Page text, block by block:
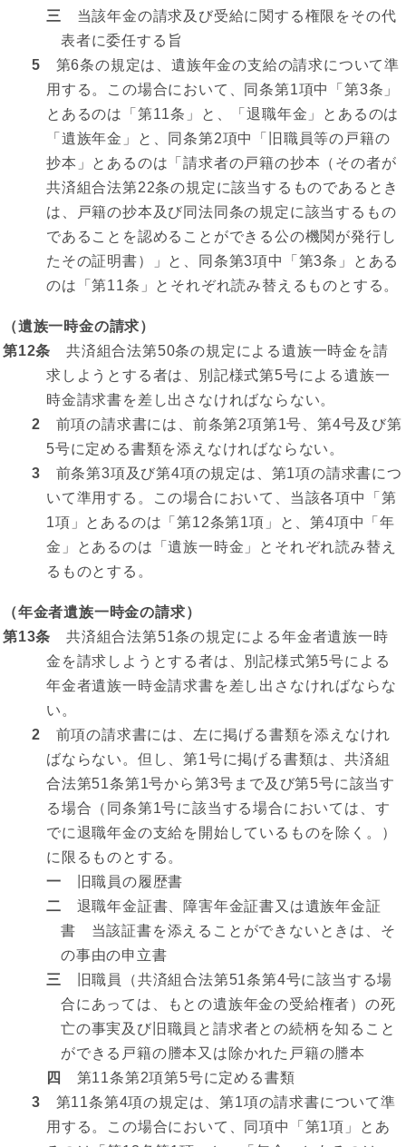
三
当該年金の請求及び受給に関する権限をその代
表者に委任する旨
5 第6条の規定は、遺族年金の支給の請求について準
用する。この場合において、同条第1項中「第3条」
とあるのは「第11条」と、「退職年金」とあるのは
「遺族年金」と、同条第2項中「旧職員等の戸籍の
抄本」とあるのは「請求者の戸籍の抄本（その者が
共済組合法第22条の規定に該当するものであるとき
は、戸籍の抄本及び同法同条の規定に該当するもの
であることを認めることができる公の機関が発行し
たその証明書）」と、同条第3項中「第3条」とある
のは「第11条」とそれぞれ読み替えるものとする。
（遺族一時金の請求）
第12条 共済組合法第50条の規定による遺族一時金を請
求しようとする者は、別記様式第5号による遺族一
時金請求書を差し出さなければならない。
2 前項の請求書には、前条第2項第1号、第4号及び第
5号に定める書類を添えなければならない。
3 前条第3項及び第4項の規定は、第1項の請求書につ
いて準用する。この場合において、当該各項中「第
1項」とあるのは「第12条第1項」と、第4項中「年
金」とあるのは「遺族一時金」とそれぞれ読み替え
るものとする。
（年金者遺族一時金の請求）
第13条 共済組合法第51条の規定による年金者遺族一時
金を請求しようとする者は、別記様式第5号による
年金者遺族一時金請求書を差し出さなければならな
い。
2 前項の請求書には、左に掲げる書類を添えなけれ
ばならない。但し、第1号に掲げる書類は、共済組
合法第51条第1号から第3号まで及び第5号に該当す
る場合（同条第1号に該当する場合においては、す
でに退職年金の支給を開始しているものを除く。）
に限るものとする。
一 旧職員の履歴書
二 退職年金証書、障害年金証書又は遺族年金証
書 当該証書を添えることができないときは、そ
の事由の申立書
三
旧職員（共済組合法第51条第4号に該当する場
合にあっては、もとの遺族年金の受給権者）の死
亡の事実及び旧職員と請求者との続柄を知ること
ができる戸籍の謄本又は除かれた戸籍の謄本
四
第11条第2項第5号に定める書類
3 第11条第4項の規定は、第1項の請求書について準
用する。この場合において、同項中「第1項」とあ